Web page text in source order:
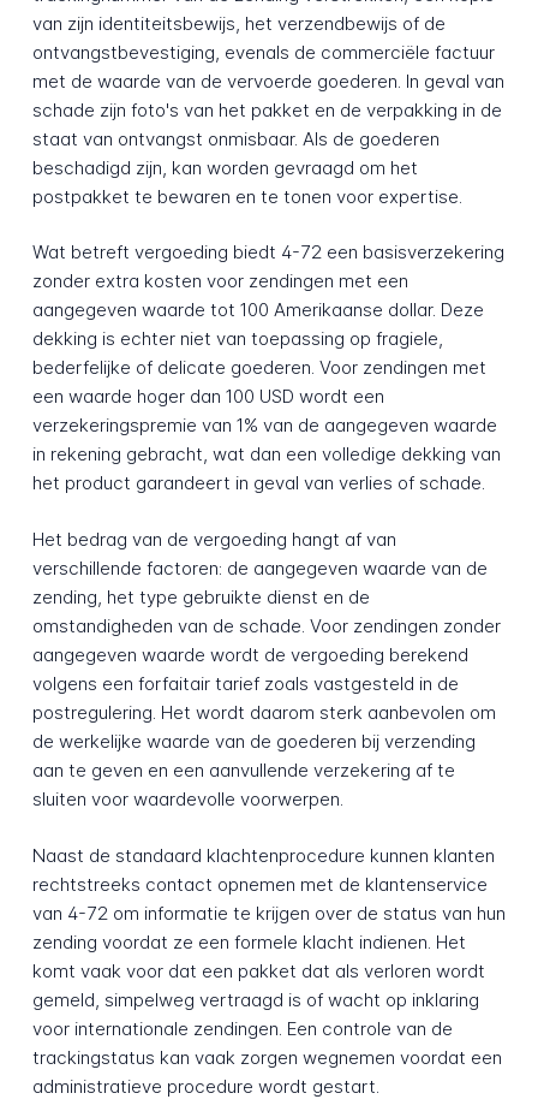
van zijn identiteitsbewijs, het verzendbewijs of de
ontvangstbevestiging, evenals de commerciële factuur
met de waarde van de vervoerde goederen. In geval van
schade zijn foto's van het pakket en de verpakking in de
staat van ontvangst onmisbaar. Als de goederen
beschadigd zijn, kan worden gevraagd om het
postpakket te bewaren en te tonen voor expertise.
Wat betreft vergoeding biedt 4-72 een basisverzekering
zonder extra kosten voor zendingen met een
aangegeven waarde tot 100 Amerikaanse dollar. Deze
dekking is echter niet van toepassing op fragiele,
bederfelijke of delicate goederen. Voor zendingen met
een waarde hoger dan 100 USD wordt een
verzekeringspremie van 1% van de aangegeven waarde
in rekening gebracht, wat dan een volledige dekking van
het product garandeert in geval van verlies of schade.
Het bedrag van de vergoeding hangt af van
verschillende factoren: de aangegeven waarde van de
zending, het type gebruikte dienst en de
omstandigheden van de schade. Voor zendingen zonder
aangegeven waarde wordt de vergoeding berekend
volgens een forfaitair tarief zoals vastgesteld in de
postregulering. Het wordt daarom sterk aanbevolen om
de werkelijke waarde van de goederen bij verzending
aan te geven en een aanvullende verzekering af te
sluiten voor waardevolle voorwerpen.
Naast de standaard klachtenprocedure kunnen klanten
rechtstreeks contact opnemen met de klantenservice
van 4-72 om informatie te krijgen over de status van hun
zending voordat ze een formele klacht indienen. Het
komt vaak voor dat een pakket dat als verloren wordt
gemeld, simpelweg vertraagd is of wacht op inklaring
voor internationale zendingen. Een controle van de
trackingstatus kan vaak zorgen wegnemen voordat een
administratieve procedure wordt gestart.